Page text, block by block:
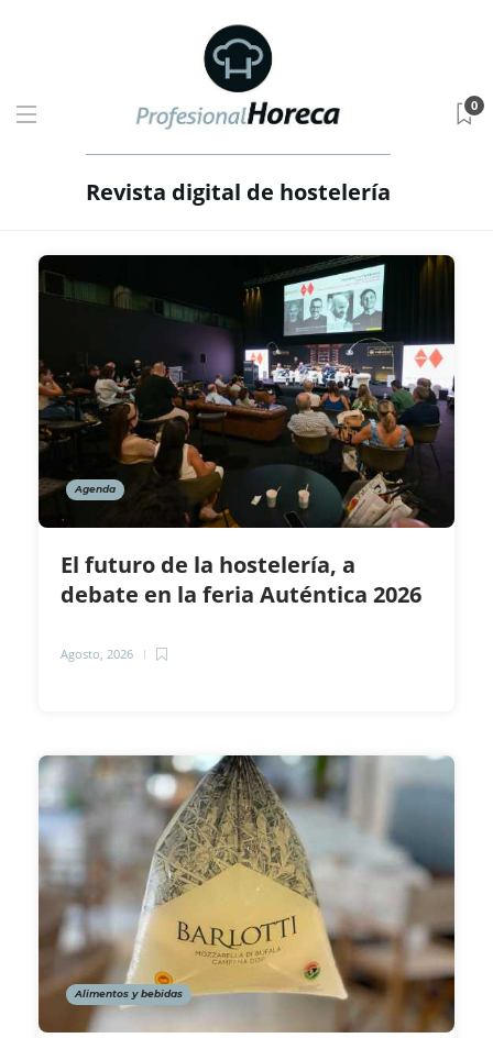
Revista digital de hostelería
0
Agenda
El futuro de la hostelería, a
debate en la feria Auténtica 2026
Agosto, 2026
Alimentos y bebidas